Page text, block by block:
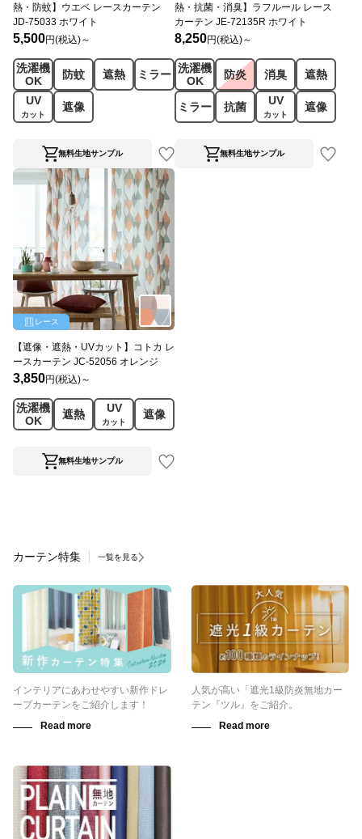
熱・防蚊】ウエベ レースカーテン
JD-75033 ホワイト
5,500円(税込)～
洗濯機
OK
防蚊 遮熱
ミラー
UV
カット
遮像
無料生地サンプル
熱・抗菌・消臭】ラフルール レース
カーテン JE-72135R ホワイト
8,250円(税込)～
洗濯機
OK
防炎 消臭 遮熱
ミラー 抗菌 UV
カット
遮像
無料生地サンプル
レース
【遮像・遮熱・UVカット】コトカ レ
ースカーテン JC-52056 オレンジ
3,850円(税込)～
洗濯機
OK
遮熱 UV
カット
遮像
無料生地サンプル
カーテン特集 一覧を見る
インテリアにあわせやすい新作ドレ
ープカーテンをご紹介します！
人気が高い「遮光1級防炎無地カー
テン『ツル』をご紹介。